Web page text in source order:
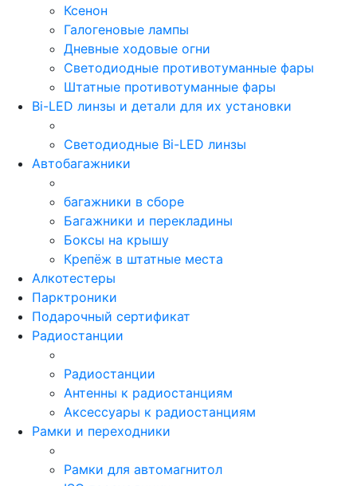
Ксенон
Галогеновые лампы
Дневные ходовые огни
Светодиодные противотуманные фары
Штатные противотуманные фары
Bi-LED линзы и детали для их установки
Светодиодные Bi-LED линзы
Автобагажники
багажники в сборе
Багажники и перекладины
Боксы на крышу
Крепёж в штатные места
Алкотестеры
Парктроники
Подарочный сертификат
Радиостанции
Радиостанции
Антенны к радиостанциям
Аксессуары к радиостанциям
Рамки и переходники
Рамки для автомагнитол